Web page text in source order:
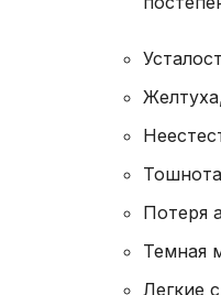
Потеря
Темная
Легкие